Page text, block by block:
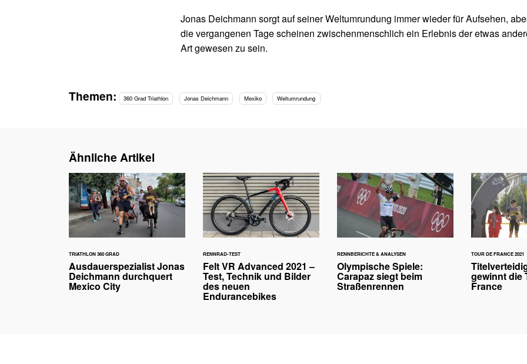
Jonas Deichmann sorgt auf seiner Weltumrundung immer wieder für Aufsehen,
die vergangenen Tage scheinen zwischenmenschlich ein Erlebnis der etwas
Art gewesen zu sein.
Themen: 360 Grad Triathlon Jonas Deichmann Mexiko Weltumrundung
Ähnliche Artikel
TRIATHLON 360 GRAD
Ausdauerspezialist Jonas
Deichmann durchquert
Mexico City
RENNRAD-TEST
Felt VR Advanced 2021 –
Test, Technik und Bilder
des neuen
Endurancebikes
RENNBERICHTE & ANALYSEN
Olympische Spiele:
Carapaz siegt beim
Straßenrennen
TOUR DE FRANCE 2021
gewinnt die
France